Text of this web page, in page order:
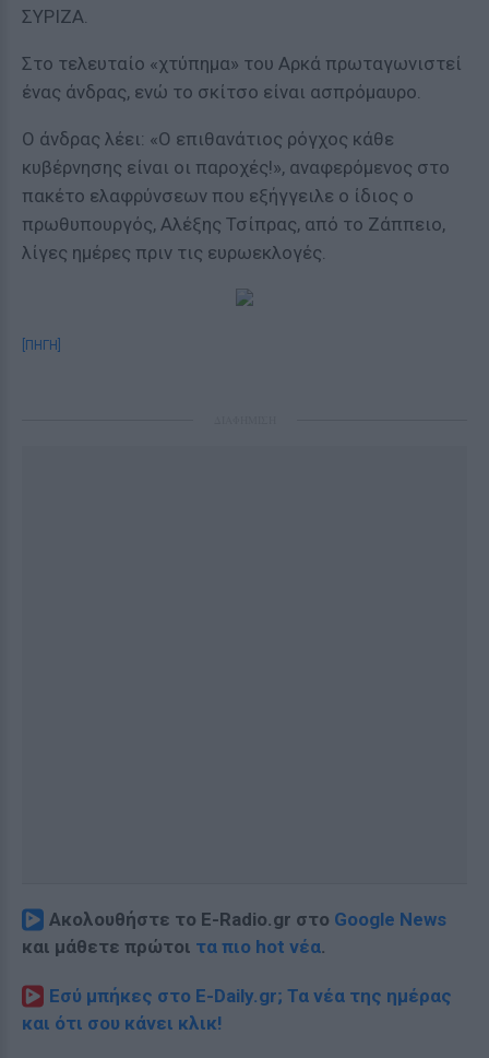
ΣΥΡΙΖΑ.
Στο τελευταίο «χτύπημα» του Αρκά πρωταγωνιστεί
ένας άνδρας, ενώ το σκίτσο είναι ασπρόμαυρο.
Ο άνδρας λέει: «Ο επιθανάτιος ρόγχος κάθε
κυβέρνησης είναι οι παροχές!», αναφερόμενος στο
πακέτο ελαφρύνσεων που εξήγγειλε ο ίδιος ο
πρωθυπουργός, Αλέξης Τσίπρας, από το Ζάππειο,
λίγες ημέρες πριν τις ευρωεκλογές.
[ΠΗΓΗ]
Ακολουθήστε το E-Radio.gr στο Google News
και μάθετε πρώτοι τα πιο hot νέα.
Εσύ μπήκες στο E-Daily.gr; Τα νέα της ημέρας
και ότι σου κάνει κλικ!